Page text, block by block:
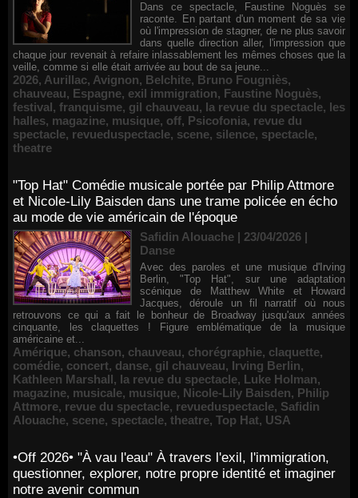
Dans ce spectacle, Faustine Noguès se
raconte. En partant d'un moment de sa vie
où l'impression de stagner, de ne plus savoir
dans quelle direction aller, l'impression que
chaque jour revenait à refaire inlassablement les mêmes choses que la
veille, comme si elle était arrivée au bout de sa jeune...
2026, Aurillac, Avignon, Belchite, Bruno Fougniès,
chauveau, Espagne, exil immigration, Faustine Noguès,
festival, franquisme, gil chauveau, la revue du spectacle, les
halles, magazine, musique, off, Psicofonia, revue du
spectacle, revueduspectacle, scene, silence, spectacle,
theatre
"Top Hat" Comédie musicale portée par Philip Attmore
et Nicole-Lily Baisden dans une trame policée en écho
au mode de vie américain de l'époque
Safidin Alouache | 23/04/2026 |
Danse
Avec des paroles et une musique d'Irving
Berlin, "Top Hat", sur une adaptation
scénique de Matthew White et Howard
Jacques, déroule un fil narratif où nous
retrouvons ce qui a fait le bonheur de Broadway jusqu'aux années
cinquante, les claquettes ! Figure emblématique de la musique
américaine et...
Amérique, chanson, chauveau, chorégraphie, claquette,
comédie, concert, danse, gil chauveau, Irving Berlin,
Kathleen Marshall, la revue du spectacle, Luke Holman,
magazine, musicale, musique, Nicole-Lily Baisden, Philip
Attmore, revue du spectacle, revueduspectacle, Safidin
Alouache, scene, spectacle, theatre, Top Hat, USA
•Off 2026• "À vau l'eau" À travers l'exil, l'immigration,
questionner, explorer, notre propre identité et imaginer
notre avenir commun